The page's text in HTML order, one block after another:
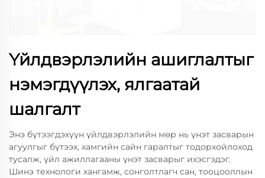
Үйлдвэрлэлийн ашиглалтыг
нэмэгдүүлэх, ялгаатай
шалгалт
Энэ бүтээгдэхүүн үйлдвэрлэлийн мөр нь үнэт засварын
агуулгыг бүтээх, хамгийн сайн гаралтыг тодорхойлоход
тусалж, үйл ажиллагааны үнэт засварыг ихэсгэдэг.
Шинэ технологи хангамж, сонголтлагч сан, тооцооллын